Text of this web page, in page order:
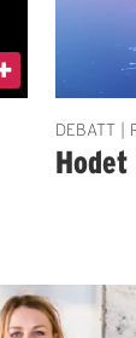
DEBATT |